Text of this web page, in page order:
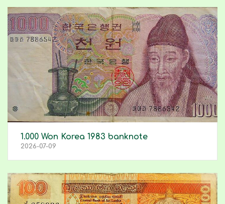
1.000 Won Korea 1983 banknote
2026-07-09